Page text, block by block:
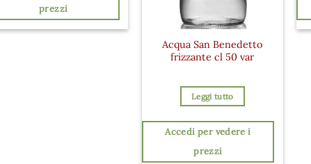
prezzi
Acqua San Benedetto
frizzante cl 50 var
Leggi tutto
Accedi per vedere i
prezzi